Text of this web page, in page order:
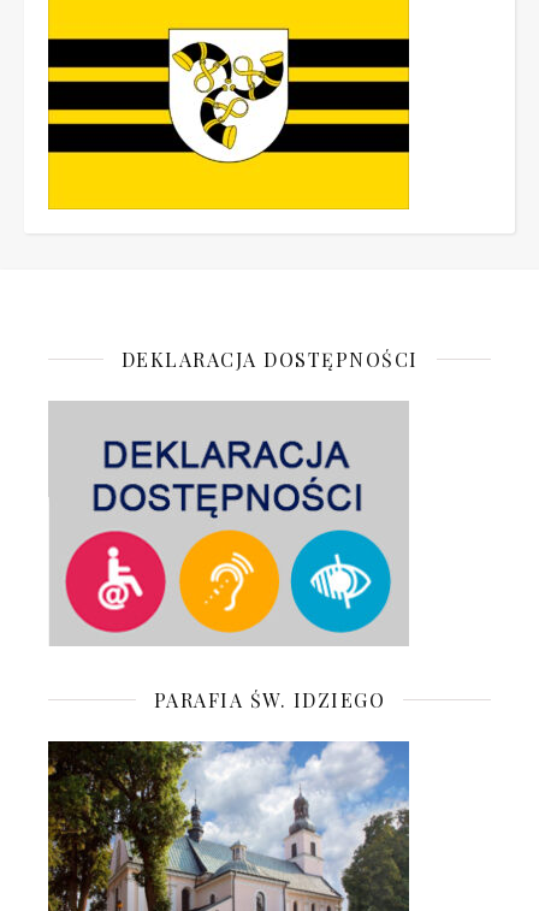
DEKLARACJA DOSTĘPNOŚCI
PARAFIA ŚW. IDZIEGO